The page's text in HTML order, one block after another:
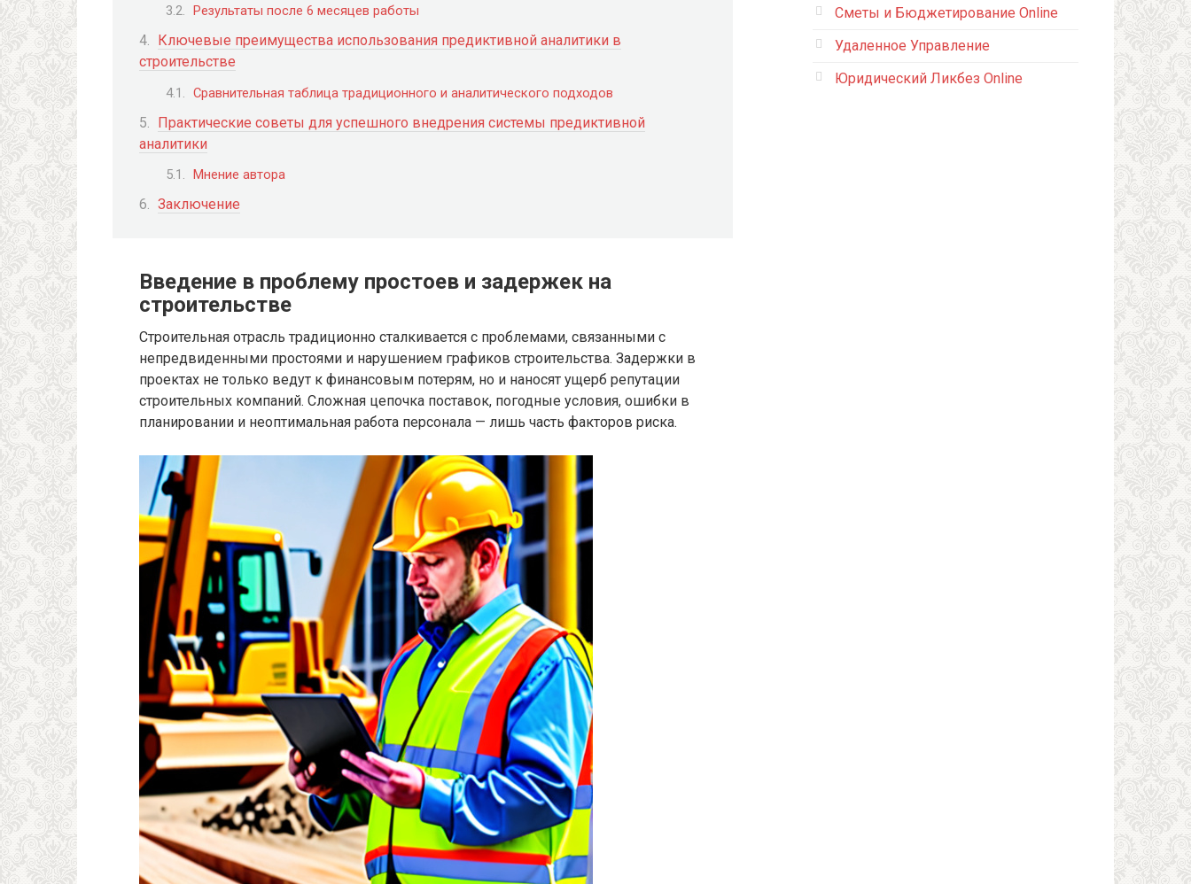
Результаты после 6 месяцев работы
Ключевые преимущества использования предиктивной аналитики в
строительстве
Сравнительная таблица традиционного и аналитического подходов
Практические советы для успешного внедрения системы предиктивной
аналитики
Мнение автора
Заключение
Введение в проблему простоев и задержек на
строительстве
Строительная отрасль традиционно сталкивается с проблемами, связанными с
непредвиденными простоями и нарушением графиков строительства. Задержки в
проектах не только ведут к финансовым потерям, но и наносят ущерб репутации
строительных компаний. Сложная цепочка поставок, погодные условия, ошибки в
планировании и неоптимальная работа персонала — лишь часть факторов риска.
Сметы и Бюджетирование Online
Удаленное Управление
Юридический Ликбез Online